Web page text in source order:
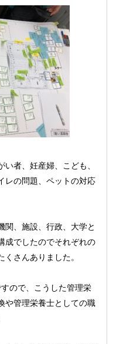
者、妊産婦、こども、
レの問題、ペットの対応
関、施設、行政、大学と
成でしたのでそれぞれの
さんありました。
ので、こうした管理栄
や管理栄養士としての職